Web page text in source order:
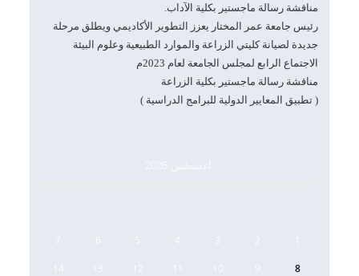
مناقشة رسالة ماجستير بكلية الآداب.
رئيس جامعة عمر المختار يعزز التطوير الأكاديمي ويطلق مرحلة
جديدة لصيانة كليتي الزراعة والموارد الطبيعية وعلوم البيئة
الاجتماع الرابع لمجلس الجامعة لعام 2023م
مناقشة رسالة ماجستير بكلية الزراعة
( تطبيق المعايير الدولية للبرامج الدراسية )
1
2
3
4
6
7
8
9
10
11
12
13
14